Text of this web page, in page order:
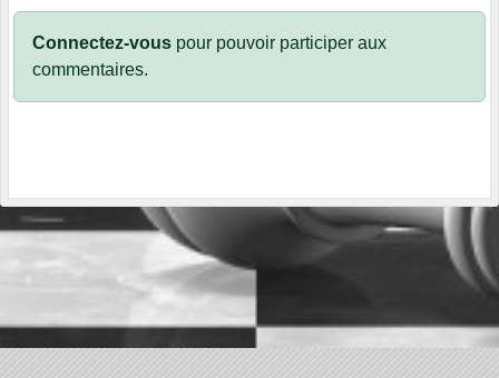
Connectez-vous pour pouvoir participer aux
commentaires.